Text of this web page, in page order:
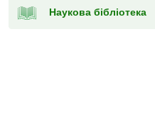
Наукова бібліотека